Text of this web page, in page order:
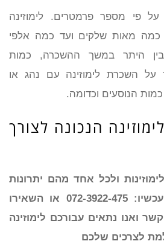
על פי מספר פרמטרים. לימוזינה
כמה מאות שלקים ועד כמה אלפי
היתר במשך ההשכרה, כמות
על השכרת לימוזינה עם נהג או
כמות הנוסעים וכדומה.
הנכונה לצורך
ולכל אחד מהם יתרונות
אחרים. חייגו אלינו עכשיו: 072-3922-475 או השאירו
ואנו נתאים עבורכם לימוזינה
לצרכים שלכם